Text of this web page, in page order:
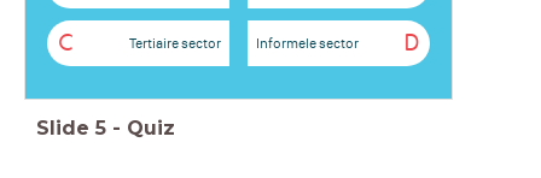
C Tertiaire sector D
Informele sector
Slide 5 - Quiz